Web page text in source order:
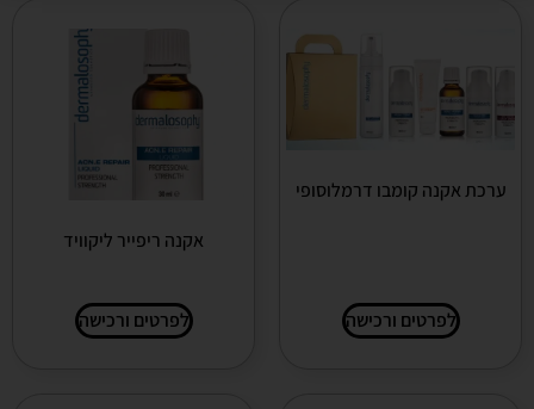
ערכת אקנה קומבו דרמלוסופי
לפרטים ורכישה
אקנה ריפייר ליקוויד
לפרטים ורכישה